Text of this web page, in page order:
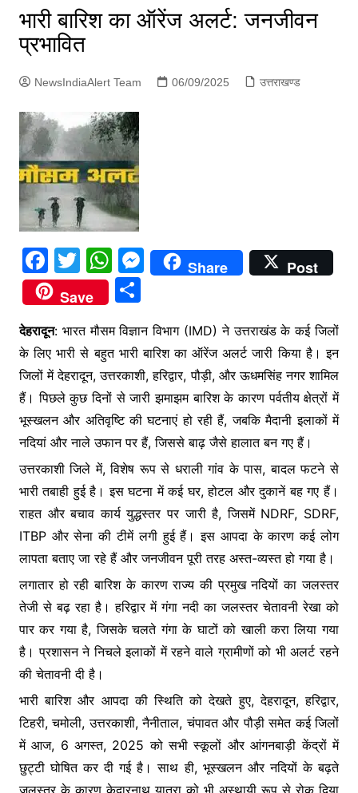
भारी बारिश का ऑरेंज अलर्ट: जनजीवन
प्रभावित
NewsIndiaAlert Team 06/09/2025 उत्तराखण्ड
F
a
c
e
b
o
o
k
T
w
itt
er
W
h
at
s
A
p
p
M
e
s
e
n
g
er
Share
Post
Save
S
ar
e
देहरादून: भारत मौसम विज्ञान विभाग (IMD) ने उत्तराखंड के कई जिलों
के लिए भारी से बहुत भारी बारिश का ऑरेंज अलर्ट जारी किया है। इन
जिलों में देहरादून, उत्तरकाशी, हरिद्वार, पौड़ी, और ऊधमसिंह नगर शामिल
हैं। पिछले कुछ दिनों से जारी झमाझम बारिश के कारण पर्वतीय क्षेत्रों में
भूस्खलन और अतिवृष्टि की घटनाएं हो रही हैं, जबकि मैदानी इलाकों में
नदियां और नाले उफान पर हैं, जिससे बाढ़ जैसे हालात बन गए हैं।
उत्तरकाशी जिले में, विशेष रूप से धराली गांव के पास, बादल फटने से
भारी तबाही हुई है। इस घटना में कई घर, होटल और दुकानें बह गए हैं।
राहत और बचाव कार्य युद्धस्तर पर जारी है, जिसमें NDRF, SDRF,
ITBP और सेना की टीमें लगी हुई हैं। इस आपदा के कारण कई लोग
लापता बताए जा रहे हैं और जनजीवन पूरी तरह अस्त-व्यस्त हो गया है।
लगातार हो रही बारिश के कारण राज्य की प्रमुख नदियों का जलस्तर
तेजी से बढ़ रहा है। हरिद्वार में गंगा नदी का जलस्तर चेतावनी रेखा को
पार कर गया है, जिसके चलते गंगा के घाटों को खाली करा लिया गया
है। प्रशासन ने निचले इलाकों में रहने वाले ग्रामीणों को भी अलर्ट रहने
की चेतावनी दी है।
भारी बारिश और आपदा की स्थिति को देखते हुए, देहरादून, हरिद्वार,
टिहरी, चमोली, उत्तरकाशी, नैनीताल, चंपावत और पौड़ी समेत कई जिलों
में आज, 6 अगस्त, 2025 को सभी स्कूलों और आंगनबाड़ी केंद्रों में
छुट्टी घोषित कर दी गई है। साथ ही, भूस्खलन और नदियों के बढ़ते